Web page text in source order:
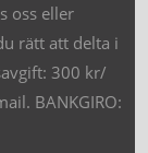
oss eller
rätt att delta i
300 kr/
BANKGIRO: